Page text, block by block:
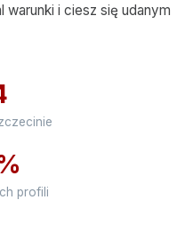
i ciesz się udanym
profili